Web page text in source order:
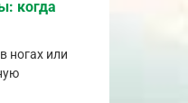
когда
ногах или